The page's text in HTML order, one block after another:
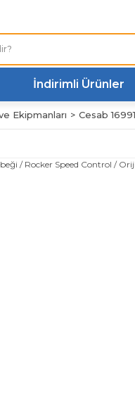
İndirimli Ürünler
Ekipmanları Cesab